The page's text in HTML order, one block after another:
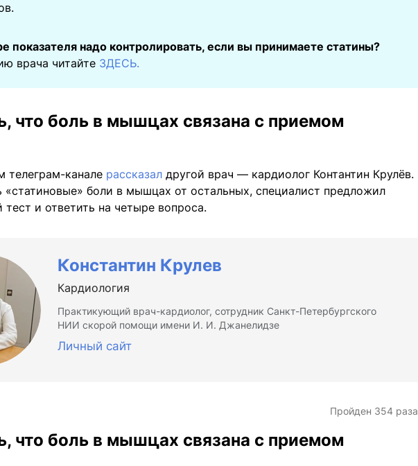
показателя надо контролировать, если вы принимаете статины?
врача читайте ЗДЕСЬ.
что боль в мышцах связана с приемом
телеграм-канале рассказал другой врач — кардиолог Контантин Крулёв.
«статиновые» боли в мышцах от остальных, специалист предложил
тест и ответить на четыре вопроса.
Константин Крулев
Кардиология
Практикующий врач-кардиолог, сотрудник Санкт-Петербургского
НИИ скорой помощи имени И. И. Джанелидзе
Личный сайт
Пройден 354 раза
что боль в мышцах связана с приемом